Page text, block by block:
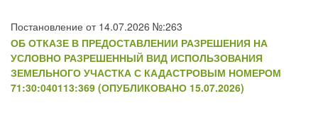
Постановление от 14.07.2026 №:263
ОБ ОТКАЗЕ В ПРЕДОСТАВЛЕНИИ РАЗРЕШЕНИЯ НА
УСЛОВНО РАЗРЕШЕННЫЙ ВИД ИСПОЛЬЗОВАНИЯ
ЗЕМЕЛЬНОГО УЧАСТКА С КАДАСТРОВЫМ НОМЕРОМ
71:30:040113:369 (ОПУБЛИКОВАНО 15.07.2026)